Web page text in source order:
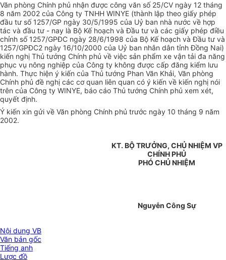
Văn phòng Chính phủ nhận được công văn số 25/CV ngày 12 tháng
8 năm 2002 của Công ty TNHH WINYE (thành lập theo giấy phép
đầu tư số 1257/GP ngày 30/5/1995 của Uỷ ban nhà nước về hợp
tác và đầu tư - nay là Bộ Kế hoạch và Đầu tư và các giấy phép điều
chỉnh số 1257/GPĐC ngày 28/6/1998 của Bộ Kế hoạch và Đầu tư và
1257/GPĐC2 ngày 16/10/2000 của Uỷ ban nhân dân tỉnh Đồng Nai)
kiến nghị Thủ tướng Chính phủ về việc sản phẩm xe vận tải đa năng
phục vụ nông nghiệp của Công ty không được cấp đăng kiểm lưu
hành. Thực hiện ý kiến của Thủ tướng Phan Văn Khải, Văn phòng
Chính phủ đề nghị các cơ quan liên quan có ý kiến về kiến nghị nói
trên của Công ty WINYE, báo cáo Thủ tướng Chính phủ xem xét,
quyết định.
Ý kiến xin gửi về Văn phòng Chính phủ trước ngày 10 tháng 9 năm
2002.
KT. BỘ TRƯỞNG, CHỦ NHIỆM VP
CHÍNH PHỦ
PHÓ CHỦ NHIỆM
Nguyễn Công Sự
Nội dung VB
Văn bản gốc
Tiếng anh
Lược đồ